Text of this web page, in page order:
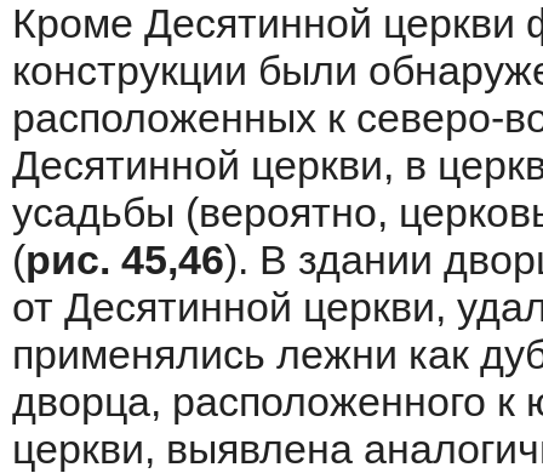
Кроме Десятинной церкви
конструкции были
расположенных к северо-
Десятинной церкви, в
усадьбы (вероятно,
(рис. 45,46). В здании
от Десятинной церкви,
применялись лежни как
дворца, расположенного к
церкви, выявлена